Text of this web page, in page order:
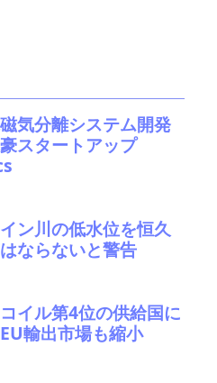
気分離システム開発
スタートアップ
ン川の低水位を恒久
ならないと警告
イル第4位の供給国に
輸出市場も縮小